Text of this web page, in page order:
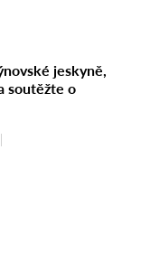
jeskyně,
soutěžte o